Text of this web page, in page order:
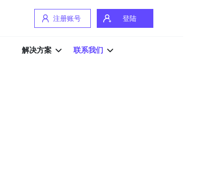
注册账号 登陆
解决方案 联系我们